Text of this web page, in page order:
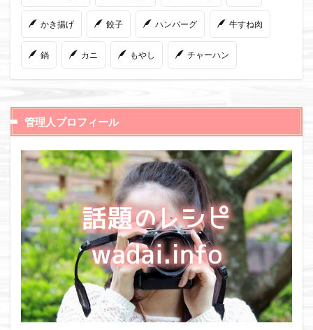
かき揚げ 餃子 ハンバーグ 牛すね肉
鍋 カニ もやし チャーハン
管理人プロフィール